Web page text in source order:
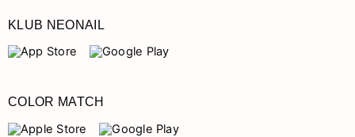
KLUB NEONAIL
COLOR MATCH